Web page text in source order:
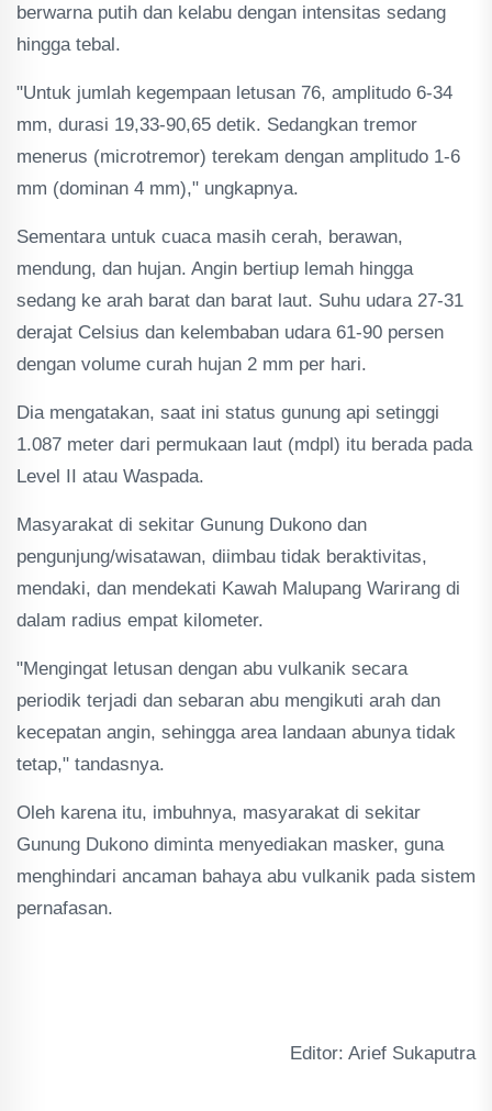
berwarna putih dan kelabu dengan intensitas sedang
hingga tebal.
"Untuk jumlah kegempaan letusan 76, amplitudo 6-34
mm, durasi 19,33-90,65 detik. Sedangkan tremor
menerus (microtremor) terekam dengan amplitudo 1-6
mm (dominan 4 mm)," ungkapnya.
Sementara untuk cuaca masih cerah, berawan,
mendung, dan hujan. Angin bertiup lemah hingga
sedang ke arah barat dan barat laut. Suhu udara 27-31
derajat Celsius dan kelembaban udara 61-90 persen
dengan volume curah hujan 2 mm per hari.
Dia mengatakan, saat ini status gunung api setinggi
1.087 meter dari permukaan laut (mdpl) itu berada pada
Level II atau Waspada.
Masyarakat di sekitar Gunung Dukono dan
pengunjung/wisatawan, diimbau tidak beraktivitas,
mendaki, dan mendekati Kawah Malupang Warirang di
dalam radius empat kilometer.
"Mengingat letusan dengan abu vulkanik secara
periodik terjadi dan sebaran abu mengikuti arah dan
kecepatan angin, sehingga area landaan abunya tidak
tetap," tandasnya.
Oleh karena itu, imbuhnya, masyarakat di sekitar
Gunung Dukono diminta menyediakan masker, guna
menghindari ancaman bahaya abu vulkanik pada sistem
pernafasan.
Editor: Arief Sukaputra